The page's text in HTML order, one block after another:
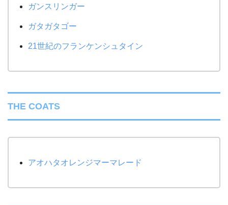
ガンスリンガー
ガタガタゴー
21世紀のフランケンシュタイン
THE COATS
アオハタオレンジマーマレード